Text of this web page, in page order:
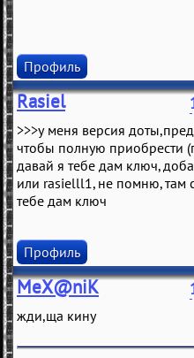
Профиль
Rasiel
>>>у меня версия
чтобы полную приобрести
давай я тебе дам ключ,
или rasielll1, не помню, там
тебе дам ключ
Профиль
MeX@niK
жди,ща кину